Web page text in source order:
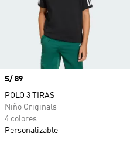
Precio
S/ 89
POLO 3 TIRAS
Niño Originals
4 colores
Personalizable